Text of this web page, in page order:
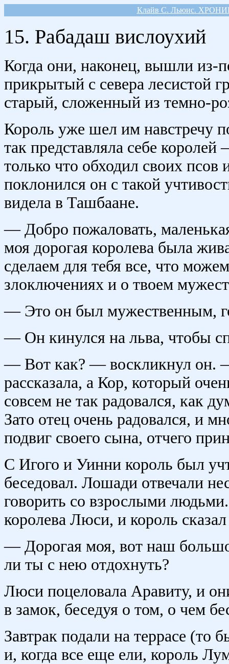
Клайв С. Льюис.
15. Рабадаш вислоухий
Когда они, наконец, вышли из-
прикрытый с севера лесистой
старый, сложенный из темно-
Король уже шел им навстречу
так представляла себе
только что обходил своих
поклонился он с такой
видела в Ташбаане.
— Добро пожаловать,
моя дорогая королева была
сделаем для тебя все, что
злоключениях и о твоем
— Это он был мужественным,
— Он кинулся на льва, чтобы
— Вот как? — воскликнул он.
рассказала, а Кор, который
совсем не так радовался, как
Зато отец очень радовался, и
подвиг своего сына, отчего
С Игого и Уинни король был
беседовал. Лошади отвечали
говорить со взрослыми
королева Люси, и король
— Дорогая моя, вот наш
ли ты с нею отдохнуть?
Люси поцеловала Аравиту, и
в замок, беседуя о том, о чем
Завтрак подали на террасе (то
и, когда все еще ели, король